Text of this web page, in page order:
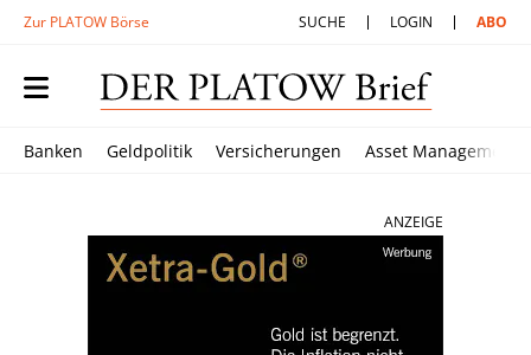
Zur PLATOW Börse SUCHE LOGIN ABO
Banken Geldpolitik Versicherungen Asset Management
ANZEIGE